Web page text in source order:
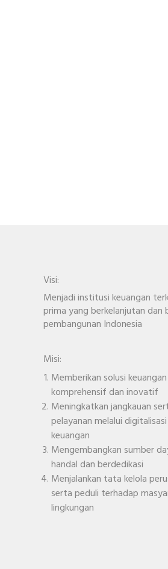
Visi:
Menjadi institusi keuangan
prima yang berkelanjutan dan
pembangunan Indonesia
Misi:
Memberikan solusi
komprehensif dan inovatif
Meningkatkan jangkauan
pelayanan melalui
keuangan
Mengembangkan sumber
handal dan berdedikasi
Menjalankan tata kelola
serta peduli terhadap
lingkungan